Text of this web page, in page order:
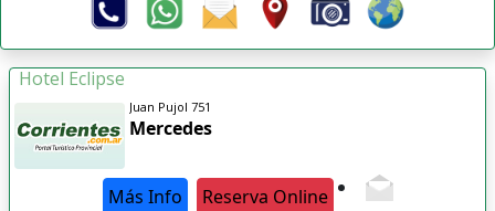
Hotel Eclipse
Juan Pujol 751
Mercedes
Más Info Reserva Online